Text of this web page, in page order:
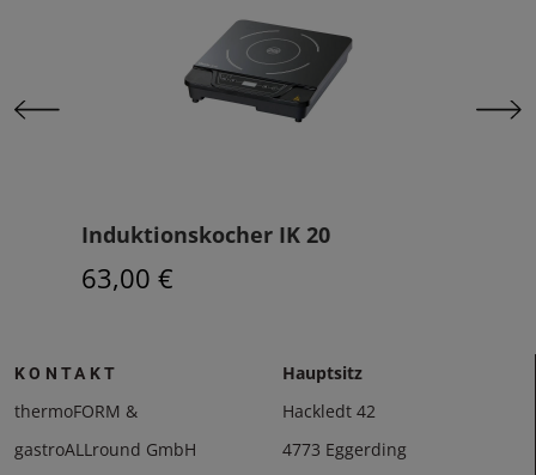
Induktionskocher IK 20
63,00 €
KONTAKT
thermoFORM &
gastroALLround GmbH
Hauptsitz
Hackledt 42
4773 Eggerding